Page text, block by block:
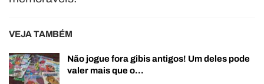
VEJA TAMBÉM
Não jogue fora gibis antigos! Um deles pode
valer mais que o…